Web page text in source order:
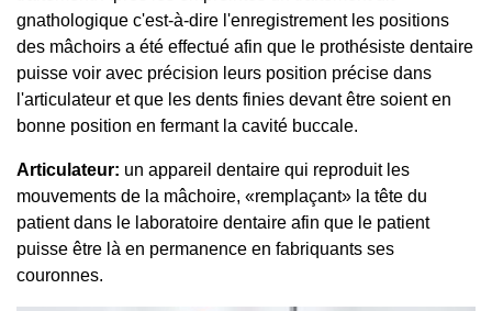
gnathologique c'est-à-dire l'enregistrement les positions
des mâchoirs a été effectué afin que le prothésiste dentaire
puisse voir avec précision leurs position précise dans
l'articulateur et que les dents finies devant être soient en
bonne position en fermant la cavité buccale.
Articulateur: un appareil dentaire qui reproduit les
mouvements de la mâchoire, «remplaçant» la tête du
patient dans le laboratoire dentaire afin que le patient
puisse être là en permanence en fabriquants ses
couronnes.